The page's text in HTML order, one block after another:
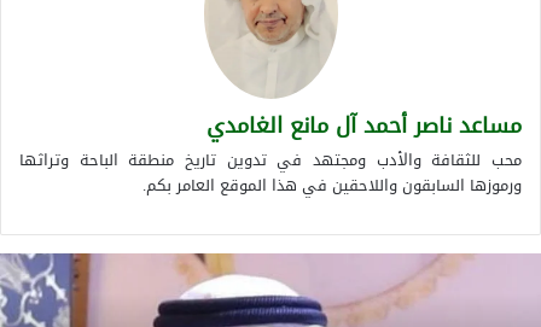
مساعد ناصر أحمد آل مانع الغامدي
محب للثقافة والأدب ومجتهد في تدوين تاريخ منطقة الباحة وتراثها
ورموزها السابقون واللاحقين في هذا الموقع العامر بكم.